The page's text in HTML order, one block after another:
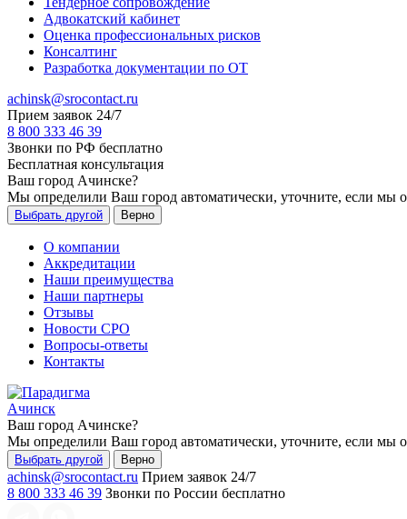
Адвокатский кабинет
Оценка профессиональных рисков
Консалтинг
Разработка документации по ОТ
achinsk@srocontact.ru
Прием заявок 24/7
8 800 333 46 39
Звонки по РФ бесплатно
Бесплатная консультация
Ваш город Ачинске?
Мы определили Ваш город автоматически, уточните, если мы
Выбрать другой Верно
О компании
Аккредитации
Наши преимущества
Наши партнеры
Отзывы
Новости СРО
Вопросы-ответы
Контакты
Ачинск
Ваш город Ачинске?
Мы определили Ваш город автоматически, уточните, если мы
Выбрать другой Верно
achinsk@srocontact.ru Прием заявок 24/7
8 800 333 46 39 Звонки по России бесплатно